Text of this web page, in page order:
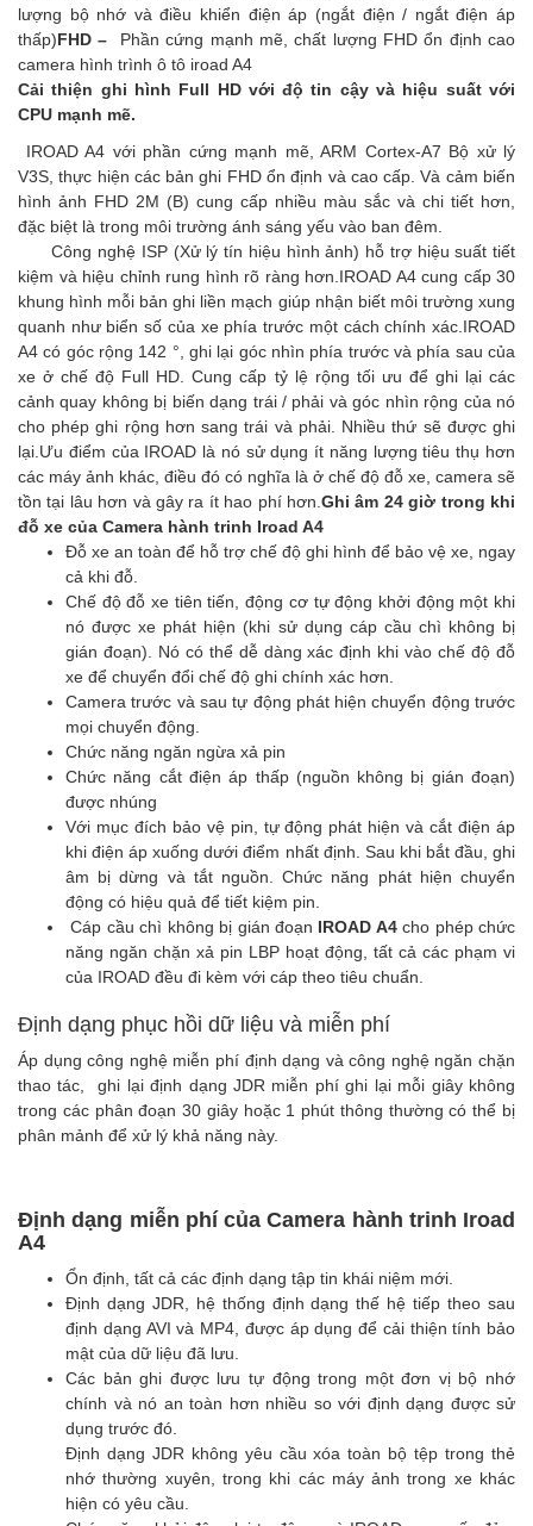
lượng bộ nhớ và điều khiển điện áp (ngắt điện / ngắt điện áp
thấp)FHD –
Phần cứng mạnh mẽ, chất lượng FHD ổn định cao
camera hình trình ô tô iroad A4
Cải thiện ghi hình Full HD với độ tin cậy và hiệu suất với
CPU mạnh mẽ.
IROAD A4 với phần cứng mạnh mẽ, ARM Cortex-A7 Bộ xử lý
V3S, thực hiện các bản ghi FHD ổn định và cao cấp. Và cảm biến
hình ảnh FHD 2M (B) cung cấp nhiều màu sắc và chi tiết hơn,
đặc biệt là trong môi trường ánh sáng yếu vào ban đêm.
Công nghệ ISP (Xử lý tín hiệu hình ảnh) hỗ trợ hiệu suất tiết
kiệm và hiệu chỉnh rung hình rõ ràng hơn.IROAD A4 cung cấp 30
khung hình mỗi bản ghi liền mạch giúp nhận biết môi trường xung
quanh như biển số của xe phía trước một cách chính xác.IROAD
A4 có góc rộng 142 °, ghi lại góc nhìn phía trước và phía sau của
xe ở chế độ Full HD. Cung cấp tỷ lệ rộng tối ưu để ghi lại các
cảnh quay không bị biến dạng trái / phải và góc nhìn rộng của nó
cho phép ghi rộng hơn sang trái và phải. Nhiều thứ sẽ được ghi
lại.Ưu điểm của IROAD là nó sử dụng ít năng lượng tiêu thụ hơn
các máy ảnh khác, điều đó có nghĩa là ở chế độ đỗ xe, camera sẽ
tồn tại lâu hơn và gây ra ít hao phí hơn. Ghi âm 24 giờ trong khi
đỗ xe của Camera hành trinh Iroad A4
Đỗ xe an toàn để hỗ trợ chế độ ghi hình để bảo vệ xe, ngay
cả khi đỗ.
Chế độ đỗ xe tiên tiến, động cơ tự động khởi động một khi
nó được xe phát hiện (khi sử dụng cáp cầu chì không bị
gián đoạn). Nó có thể dễ dàng xác định khi vào chế độ đỗ
xe để chuyển đổi chế độ ghi chính xác hơn.
Camera trước và sau tự động phát hiện chuyển động trước
mọi chuyển động.
Chức năng ngăn ngừa xả pin
Chức năng cắt điện áp thấp (nguồn không bị gián đoạn)
được nhúng
Với mục đích bảo vệ pin, tự động phát hiện và cắt điện áp
khi điện áp xuống dưới điểm nhất định. Sau khi bắt đầu, ghi
âm bị dừng và tắt nguồn. Chức năng phát hiện chuyển
động có hiệu quả để tiết kiệm pin.
Cáp cầu chì không bị gián đoạn IROAD A4cho phép chức
năng ngăn chặn xả pin LBP hoạt động, tất cả các phạm vi
của IROAD đều đi kèm với cáp theo tiêu chuẩn.
Định dạng phục hồi dữ liệu và miễn phí
Áp dụng công nghệ miễn phí định dạng và công nghệ ngăn chặn
thao tác, ghi lại định dạng JDR miễn phí ghi lại mỗi giây không
trong các phân đoạn 30 giây hoặc 1 phút thông thường có thể bị
phân mảnh để xử lý khả năng này.
Định dạng miễn phí của Camera hành trinh Iroad
A4
Ổn định, tất cả các định dạng tập tin khái niệm mới.
Định dạng JDR, hệ thống định dạng thế hệ tiếp theo sau
định dạng AVI và MP4, được áp dụng để cải thiện tính bảo
mật của dữ liệu đã lưu.
Các bản ghi được lưu tự động trong một đơn vị bộ nhớ
chính và nó an toàn hơn nhiều so với định dạng được sử
dụng trước đó.
Định dạng JDR không yêu cầu xóa toàn bộ tệp trong thẻ
nhớ thường xuyên, trong khi các máy ảnh trong xe khác
hiện có yêu cầu.